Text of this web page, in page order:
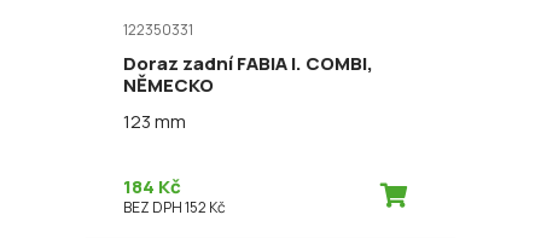
122350331
Doraz zadní FABIA I. COMBI,
NĚMECKO
123 mm
184 Kč
BEZ DPH 152 Kč